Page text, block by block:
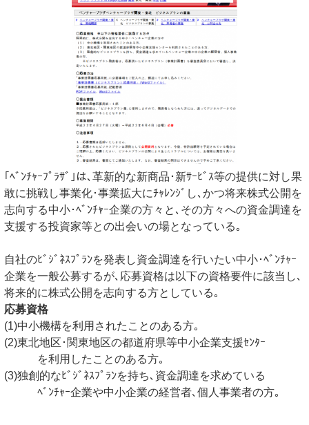
｢ﾍﾞﾝﾁｬｰﾌﾟﾗｻﾞ｣は､革新的な新商品･新ｻｰﾋﾞｽ等の提供に対し果
敢に挑戦し事業化･事業拡大にﾁｬﾚﾝｼﾞし､かつ将来株式公開を
志向する中小･ﾍﾞﾝﾁｬｰ企業の方々と､その方々への資金調達を
支援する投資家等との出会いの場となっている｡
自社のﾋﾞｼﾞﾈｽﾌﾟﾗﾝを発表し資金調達を行いたい中小･ﾍﾞﾝﾁｬｰ
企業を一般公募するが､応募資格は以下の資格要件に該当し､
将来的に株式公開を志向する方としている｡
応募資格
(1)中小機構を利用されたことのある方｡
(2)東北地区･関東地区の都道府県等中小企業支援ｾﾝﾀｰ
を利用したことのある方｡
(3)独創的なﾋﾞｼﾞﾈｽﾌﾟﾗﾝを持ち､資金調達を求めている
ﾍﾞﾝﾁｬｰ企業や中小企業の経営者､個人事業者の方｡